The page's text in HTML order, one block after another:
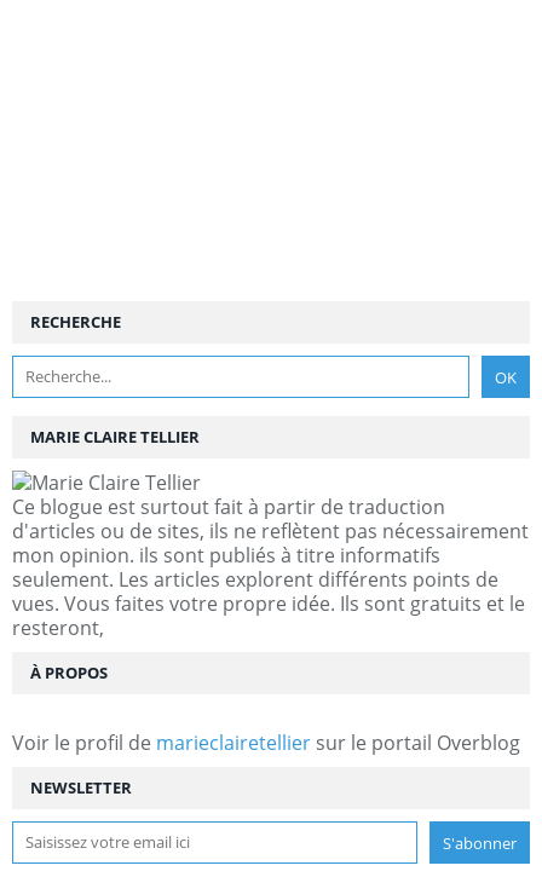
NEWSLETTER
RECHERCHE
MARIE CLAIRE TELLIER
Ce blogue est surtout fait à partir de traduction
d'articles ou de sites, ils ne reflètent pas nécessairement
mon opinion. ils sont publiés à titre informatifs
seulement. Les articles explorent différents points de
vues. Vous faites votre propre idée. Ils sont gratuits et le
resteront,
À PROPOS
Voir le profil de marieclairetellier sur le portail Overblog